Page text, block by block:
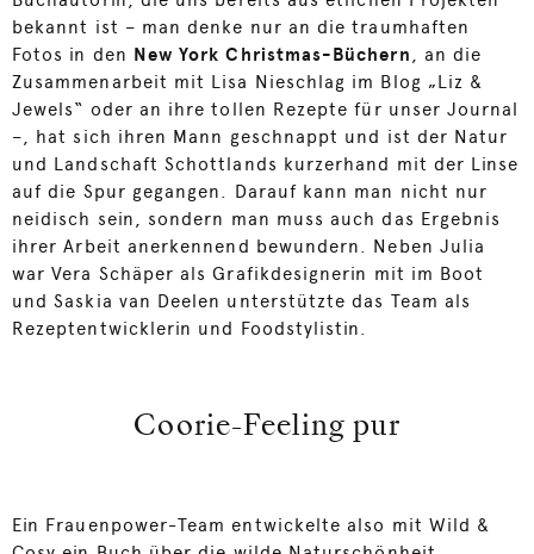
bekannt ist – man denke nur an die traumhaften
Fotos in den New York Christmas-Büchern, an die
Zusammenarbeit mit Lisa Nieschlag im Blog „Liz &
Jewels“ oder an ihre tollen Rezepte für unser Journal
–, hat sich ihren Mann geschnappt und ist der Natur
und Landschaft Schottlands kurzerhand mit der Linse
auf die Spur gegangen. Darauf kann man nicht nur
neidisch sein, sondern man muss auch das Ergebnis
ihrer Arbeit anerkennend bewundern. Neben Julia
war Vera Schäper als Grafikdesignerin mit im Boot
und Saskia van Deelen unterstützte das Team als
Rezeptentwicklerin und Foodstylistin.
Coorie-Feeling pur
Ein Frauenpower-Team entwickelte also mit Wild &